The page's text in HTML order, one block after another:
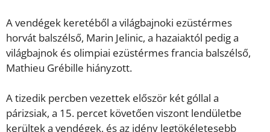
A vendégek keretéből a világbajnoki ezüstérmes
horvát balszélső, Marin Jelinic, a hazaiaktól pedig a
világbajnok és olimpiai ezüstérmes francia balszélső,
Mathieu Grébille hiányzott.
A tizedik percben vezettek először két góllal a
párizsiak, a 15. percet követően viszont lendületbe
kerültek a vendégek, és az idény legtökéletesebb